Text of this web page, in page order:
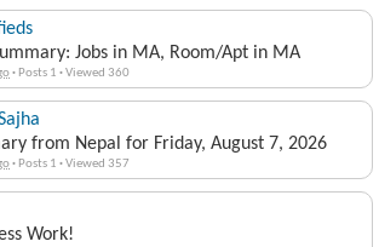
Jobs in MA, Room/Apt in MA
· Posts 1 ·Viewed 360
from Nepal for Friday, August 7, 2026
· Posts 1 ·Viewed 357
Work!